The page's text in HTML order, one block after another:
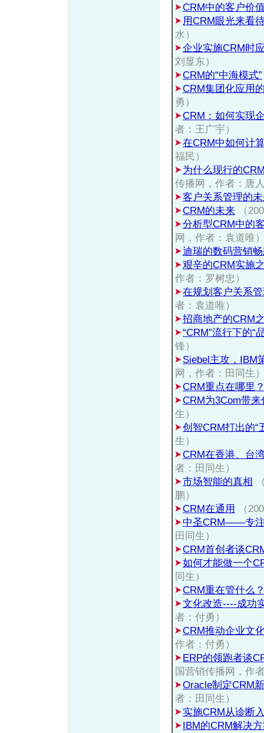
CRM中的客户价
用CRM眼光来看
水）
企业实施CRM时
刘显东）
CRM的“中海模式”
CRM集团化应用
勇）
CRM：如何实现
者：王广宇）
在CRM中如何计
福民）
为什么现行的
传播网，作者：唐
客户关系管理的
CRM的未来
（
分析型CRM中的
网，作者：袁道唯
迪瑞的数码营销
艰辛的CRM实施
作者：罗树忠）
在规划客户关系
者：袁道唯）
招商地产的CRM
“CRM”流行下的“
锋）
Siebel主攻，IBM
网，作者：田同生
CRM重点在哪里
CRM为3Com带来
生）
创智CRM打出的“
生）
CRM在香港、台
者：田同生）
市场智能的真相
鹏）
CRM在通用
（
中圣CRM——专
田同生）
CRM首创者谈
如何才能做一个
同生）
CRM重在管什么
文化改造----成功
者：付勇）
CRM推动企业文
作者：付勇）
ERP的领跑者谈
国营销传播网，作
Oracle制定CRM
者：田同生）
实施CRM从诊断
IBM的CRM解决